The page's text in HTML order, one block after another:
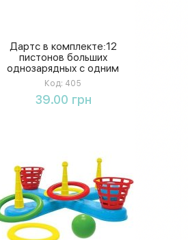
Дартс в комплекте:12
пистонов больших
однозарядных с одним
выстрелом каждый, размер
игрушки 12*1,5см, в пакете
405
Код: 405
39.00 грн
Купить